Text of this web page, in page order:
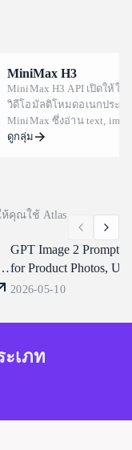
ใช้ราคาคงที่ต่อภาพ:
มต้นที่ 0.009 ดอลลาร์
โดยลดลงเหลือ 0.004
าซอฟต์แวร์
พื่อทดสอบก่อนที่จะใช้
MiniMax H3
MiniMax H3 API เปิดให้ใช้
วิดีโอมัลติโหมดอเนกประส
MiniMax ซึ่งอ่าน text,
และ audio เป็นบริบทเดียว
หลัง เขียนบทสนทนาใหม่
เสียงจากคลิปอ้างอิงได้
บริการทั้งหมดนี้ผ่าน
กันได้กับ OpenAI เริ่มสร้าง
ดูกลุ่ม
คุณใช้ Atlas
GPT Image 2 Prompt
for Product Photos, UI
Marketing Visuals
2026-05-10
เภท